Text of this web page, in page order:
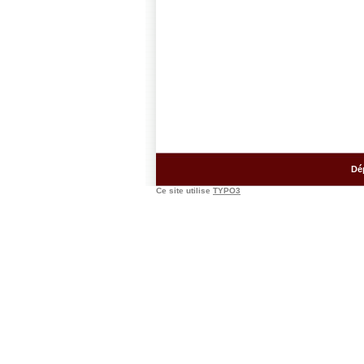
Ce site utilise TYPO3